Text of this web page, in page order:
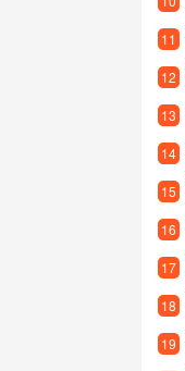
11
12
13
14
15
16
17
18
19